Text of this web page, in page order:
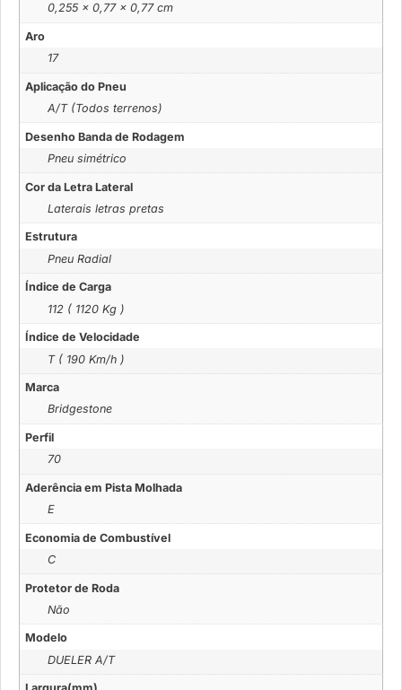
0,255 × 0,77 × 0,77 cm
Aro
17
Aplicação do Pneu
A/T (Todos terrenos)
Desenho Banda de Rodagem
Pneu simétrico
Cor da Letra Lateral
Laterais letras pretas
Estrutura
Pneu Radial
Índice de Carga
112 ( 1120 Kg )
Índice de Velocidade
T ( 190 Km/h )
Marca
Bridgestone
Perfil
70
Aderência em Pista Molhada
E
Economia de Combustível
C
Protetor de Roda
Não
Modelo
DUELER A/T